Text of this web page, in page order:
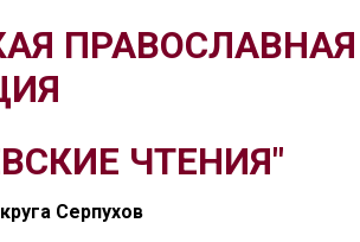
ПРАВОСЛАВНАЯ
ЧТЕНИЯ"
Серпухов